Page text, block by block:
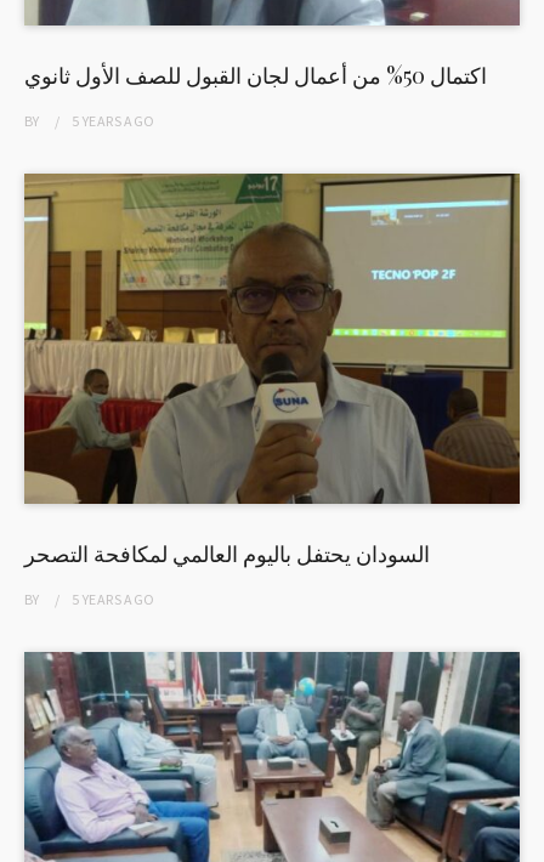
اكتمال 50% من أعمال لجان القبول للصف الأول ثانوي
BY 5 YEARSAGO
السودان يحتفل باليوم العالمي لمكافحة التصحر
BY 5 YEARSAGO